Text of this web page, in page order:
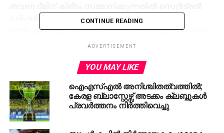
ഡിഫന്‍ഡറുടെ ജോലി ഭംഗിയായി നിര്‍വഹിച്ച
മെന്‍ഡിയെ പോലെ ഒരു കരുത്തന്‍ പിഴവുകള്‍ മാത്രം
വരുത്തിയപ്പോള്‍ വാദുവിലെ അനുഭവസമ്പന്നന്‍
പലപ്പോഴും കാഴ്ച്ചക്കാരനായി.
രണ്ട് ഇറ്റലിക്കാര്‍, മറ്റരേസിയും സംബ്രോട്ടയും തന്ത്രം
പറഞ്ഞ് കൊടുത്ത പോരാട്ടം മാത്രമായിരുന്നില്ല മറീന
അറീനയിലെ പ്രത്യേകത- രണ്ട് ടീമിലും മികച്ച
ഡിഫന്‍ഡര്‍മാര്‍. അനസ് എടതൊടിക ഡല്‍ഹി
CONTINUE READING
ADVERTISEMENT
YOU MAY LIKE
ഐഎസ്എല്‍ അനിശ്ചിതത്വത്തില്‍;
കേരള ബ്ലാസ്റ്റേഴ്സ് അടക്കം ക്ലബ്ബുകള്‍
പ്രവര്‍ത്തനം നിര്‍ത്തിവെച്ചു